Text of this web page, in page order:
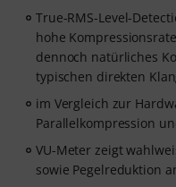
True-RMS-Level-
hohe
dennoch natürliches
typischen direkten
im Vergleich zur
Parallelkompression
VU-Meter zeigt
sowie Pegelreduktion